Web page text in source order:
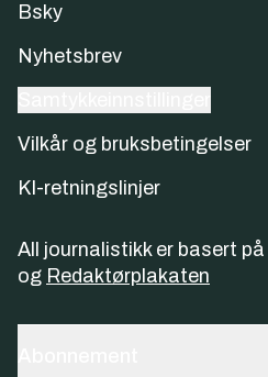
Bsky
Nyhetsbrev
Vilkår og bruksbetingelser
KI-retningslinjer
All journalistikk er basert på
og Redaktørplakaten